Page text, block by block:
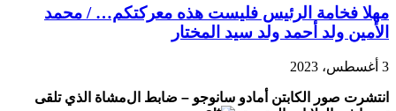
مهلا فخامة الرئيس فليست هذه معركتكم… / محمد
الأمين ولد أحمد ولد سيد المختار
3 أغسطس، 2023
انتشرت صور الكابتن أمادو سانوجو – ضابط المشاة الذي تلقى